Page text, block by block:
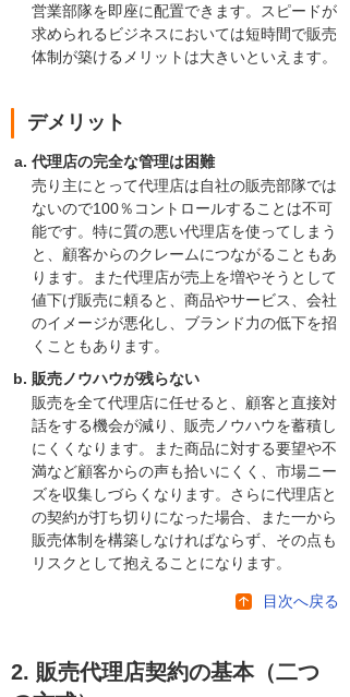
営業部隊を即座に配置できます。スピードが
求められるビジネスにおいては短時間で販売
体制が築けるメリットは大きいといえます。
デメリット
代理店の完全な管理は困難
売り主にとって代理店は自社の販売部隊では
ないので100％コントロールすることは不可
能です。特に質の悪い代理店を使ってしまう
と、顧客からのクレームにつながることもあ
ります。また代理店が売上を増やそうとして
値下げ販売に頼ると、商品やサービス、会社
のイメージが悪化し、ブランド力の低下を招
くこともあります。
販売ノウハウが残らない
販売を全て代理店に任せると、顧客と直接対
話をする機会が減り、販売ノウハウを蓄積し
にくくなります。また商品に対する要望や不
満など顧客からの声も拾いにくく、市場ニー
ズを収集しづらくなります。さらに代理店と
の契約が打ち切りになった場合、また一から
販売体制を構築しなければならず、その点も
リスクとして抱えることになります。
目次へ戻る
2. 販売代理店契約の基本（二つ